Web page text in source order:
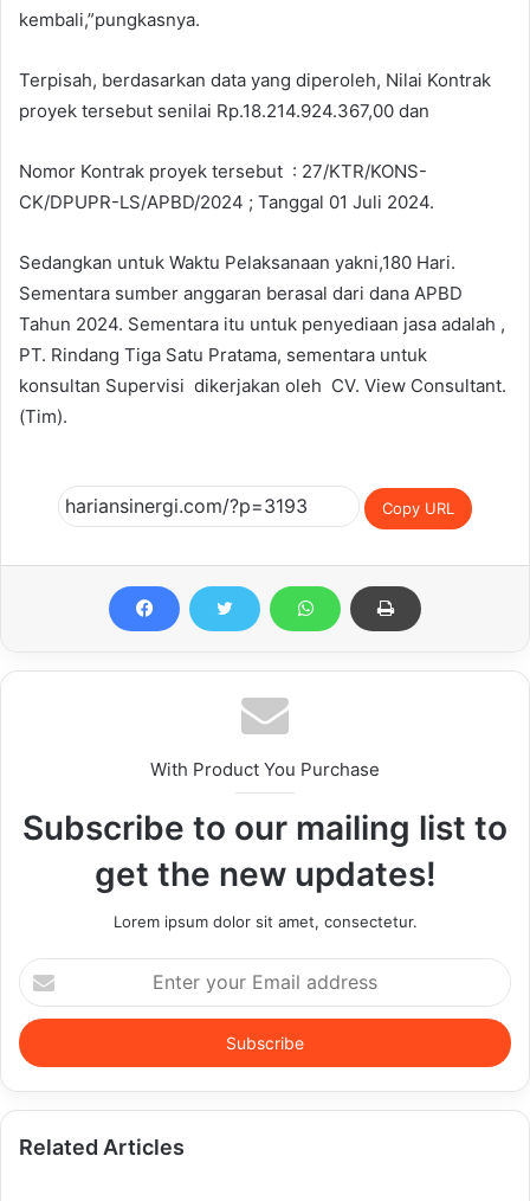
kembali,”pungkasnya.
Terpisah, berdasarkan data yang diperoleh, Nilai Kontrak
proyek tersebut senilai Rp.18.214.924.367,00 dan
Nomor Kontrak proyek tersebut : 27/KTR/KONS-
CK/DPUPR-LS/APBD/2024 ; Tanggal 01 Juli 2024.
Sedangkan untuk Waktu Pelaksanaan yakni,180 Hari.
Sementara sumber anggaran berasal dari dana APBD
Tahun 2024. Sementara itu untuk penyediaan jasa adalah ,
PT. Rindang Tiga Satu Pratama, sementara untuk
konsultan Supervisi dikerjakan oleh CV. View Consultant.
(Tim).
Copy URL
With Product You Purchase
Subscribe to our mailing list to
get the new updates!
Lorem ipsum dolor sit amet, consectetur.
Enter
your
Email
address
Related Articles